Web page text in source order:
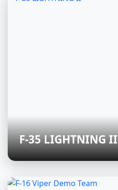
F-35 LIGHTNING II